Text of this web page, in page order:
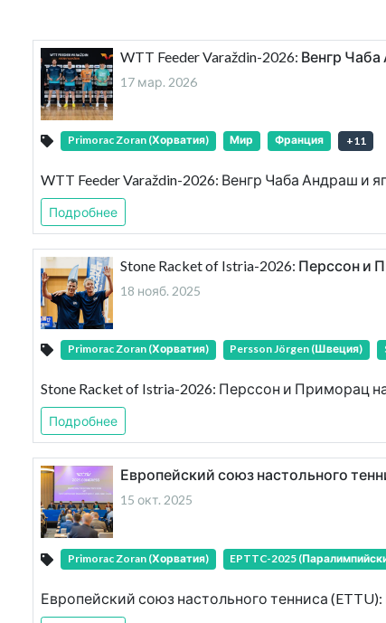
WTT Feeder Varaždin-2026: Венгр
17 мар. 2026
Primorac Zoran (Хорватия) Мир Франция +11
WTT Feeder Varaždin-2026: Венгр Чаба Андраш и
Подробнее
Stone Racket of Istria-2026: Перссон и
18 нояб. 2025
Primorac Zoran (Хорватия) Persson Jörgen (Швеция)
Stone Racket of Istria-2026: Перссон и Приморац
Подробнее
Европейский союз настольного
15 окт. 2025
Primorac Zoran (Хорватия) EPTTC-2025
Европейский союз настольного тенниса